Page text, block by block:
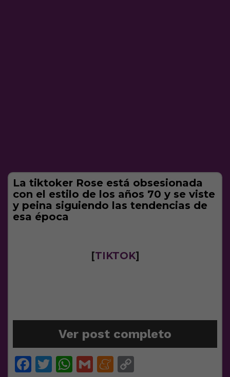
La tiktoker Rose está obsesionada
con el estilo de los años 70 y se viste
y peina siguiendo las tendencias de
esa época
[TIKTOK]
Ver post completo
Facebook
Twitter
WhatsApp
GmailMeneame